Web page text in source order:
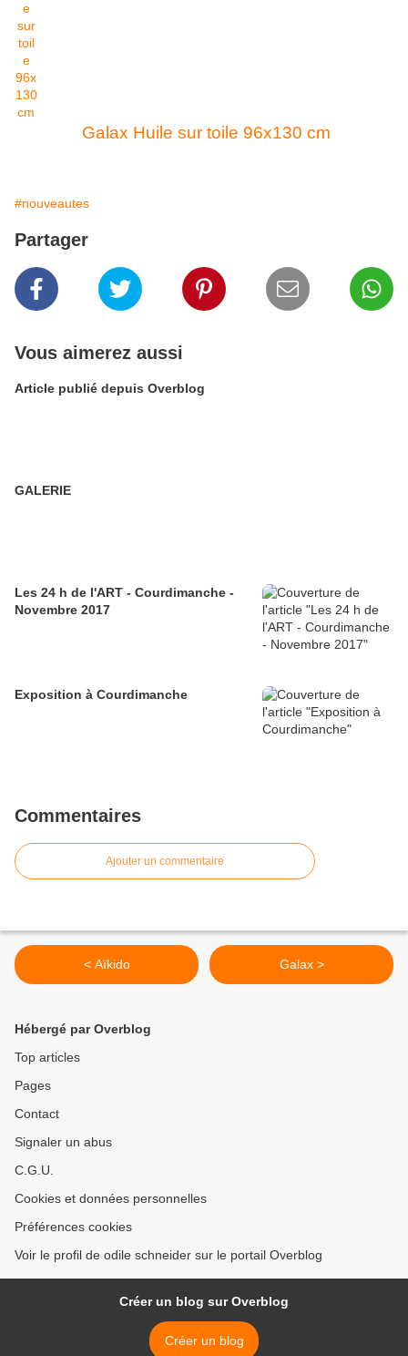
Galax Huile sur toile 96x130 cm
#nouveautes
Partager
Vous aimerez aussi
Article publié depuis Overblog
GALERIE
Les 24 h de l'ART - Courdimanche -
Novembre 2017
Exposition à Courdimanche
Commentaires
Ajouter un commentaire
< Aïkido Galax >
Hébergé par Overblog
Top articles
Pages
Contact
Signaler un abus
C.G.U.
Cookies et données personnelles
Préférences cookies
Voir le profil de odile schneider sur le portail Overblog
Créer un blog sur Overblog
Créer un blog